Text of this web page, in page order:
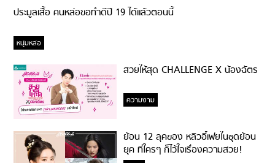
ประมูลเสื้อ คนหล่อขอทำดีปี 19 ได้แล้วตอนนี้
หนุ่มหล่อ
สวยให้สุด CHALLENGE X น้องฉัตร
ความงาม
ย้อน 12 ลุคของ หลิวอี้เฟยในชุดย้อน
ยุค ที่ใครๆ ก็ไว้ใจเรื่องความสวย!